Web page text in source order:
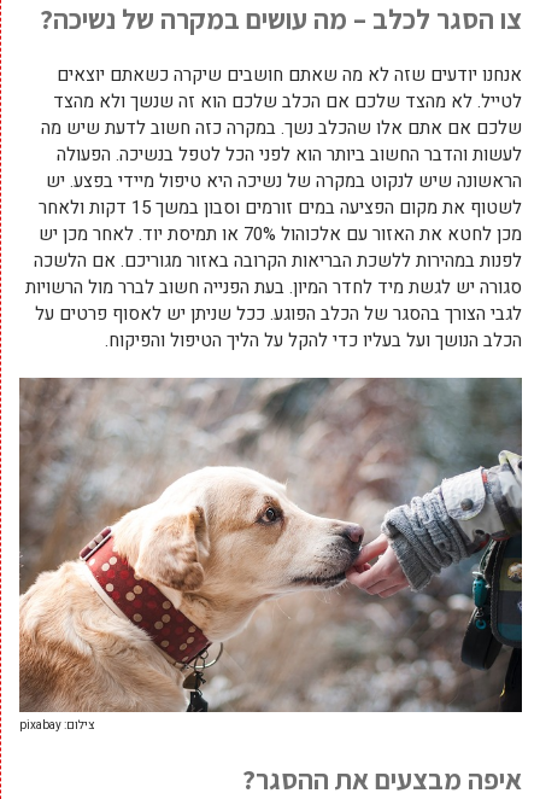
צו הסגר לכלב – מה עושים במקרה של נשיכה?
אנחנו יודעים שזה לא מה שאתם חושבים שיקרה כשאתם יוצאים
לטייל. לא מהצד שלכם אם הכלב שלכם הוא זה שנשך ולא מהצד
שלכם אם אתם אלו שהכלב נשך. במקרה כזה חשוב לדעת שיש מה
לעשות והדבר החשוב ביותר הוא לפני הכל לטפל בנשיכה. הפעולה
הראשונה שיש לנקוט במקרה של נשיכה היא טיפול מיידי בפצע. יש
לשטוף את מקום הפציעה במים זורמים וסבון במשך 15 דקות ולאחר
מכן לחטא את האזור עם אלכוהול 70% או תמיסת יוד. לאחר מכן יש
לפנות במהירות ללשכת הבריאות הקרובה באזור מגוריכם. אם הלשכה
סגורה יש לגשת מיד לחדר המיון. בעת הפנייה חשוב לברר מול הרשויות
לגבי הצורך בהסגר של הכלב הפוגע. ככל שניתן יש לאסוף פרטים על
הכלב הנושך ועל בעליו כדי להקל על הליך הטיפול והפיקוח.
צילום: pixabay
איפה מבצעים את ההסגר?